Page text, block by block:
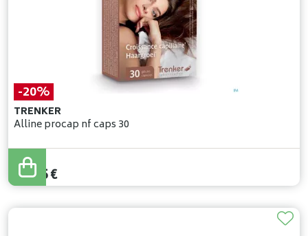
-20%
TRENKER
Alline procap nf caps 30
22,69
18,15€